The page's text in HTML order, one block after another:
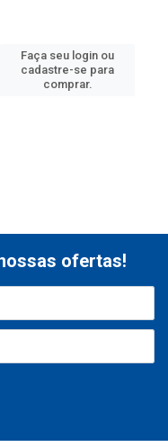
Faça seu login ou
cadastre-se para
comprar.
ofertas!